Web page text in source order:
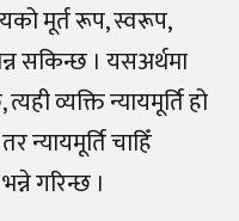
मूर्त रूप, स्वरूप,
सकिन्छ । यसअर्थमा
व्यक्ति न्यायमूर्ति हो
न्यायमूर्ति चाहिँ
गरिन्छ ।